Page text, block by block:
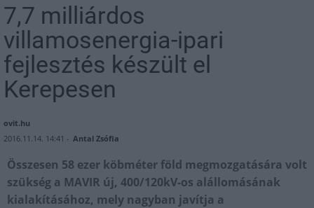
7,7 milliárdos
villamosenergia-ipari
fejlesztés készült el
Kerepesen
ovit.hu
2016.11.14. 14:41 - Antal Zsófia
Összesen 58 ezer köbméter föld megmozgatására volt
szükség a MAVIR új, 400/120kV-os alállomásának
kialakításához, mely nagyban javítja a